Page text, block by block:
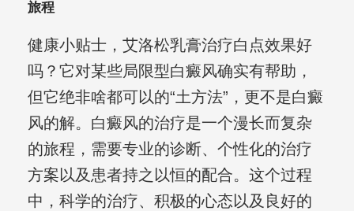
旅程
健康小贴士，艾洛松乳膏治疗白点效果好
吗？它对某些局限型白癜风确实有帮助，
但它绝非啥都可以的“土方法”，更不是白癜
风的解。白癜风的治疗是一个漫长而复杂
的旅程，需要专业的诊断、个性化的治疗
方案以及患者持之以恒的配合。这个过程
中，科学的治疗、积极的心态以及良好的